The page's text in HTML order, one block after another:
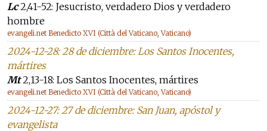
Lc2,41-52: Jesucristo, verdadero Dios y verdadero
hombre
evangeli.net Benedicto XVI (Città del Vaticano, Vaticano)
2024-12-28: 28 de diciembre: Los Santos Inocentes,
mártires
Mt2,13-18: Los Santos Inocentes, mártires
evangeli.net Benedicto XVI (Città del Vaticano, Vaticano)
2024-12-27: 27 de diciembre: San Juan, apóstol y
evangelista